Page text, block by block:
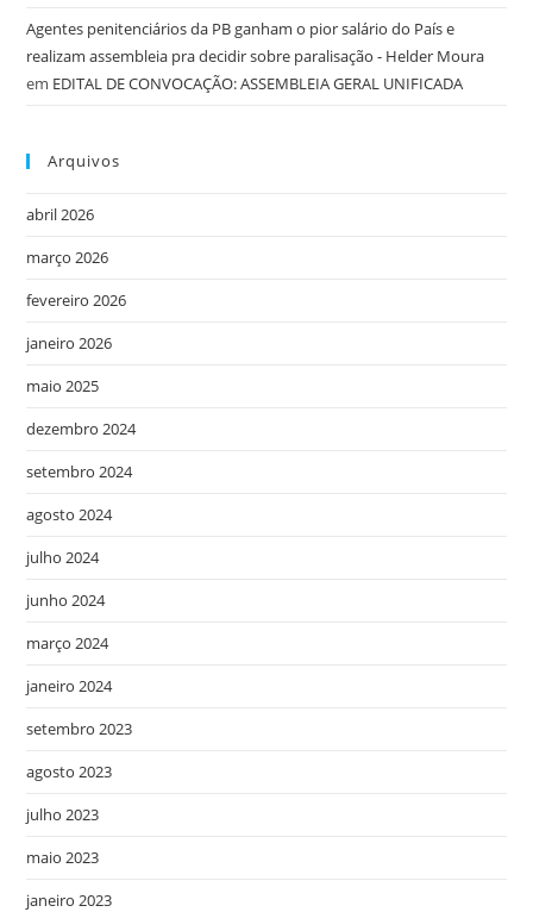
Agentes penitenciários da PB ganham o pior salário do País e
realizam assembleia pra decidir sobre paralisação - Helder Moura
em EDITAL DE CONVOCAÇÃO: ASSEMBLEIA GERAL UNIFICADA
Arquivos
abril 2026
março 2026
fevereiro 2026
janeiro 2026
maio 2025
dezembro 2024
setembro 2024
agosto 2024
julho 2024
junho 2024
março 2024
janeiro 2024
setembro 2023
agosto 2023
julho 2023
maio 2023
janeiro 2023